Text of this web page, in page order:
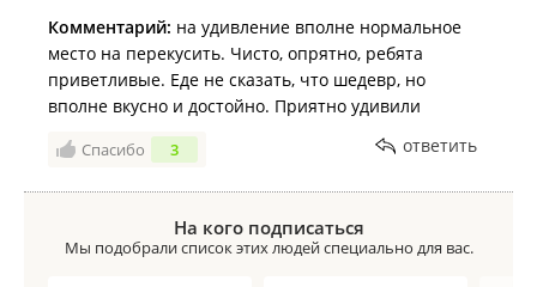
Комментарий: на удивление вполне нормальное
место на перекусить. Чисто, опрятно, ребята
приветливые. Еде не сказать, что шедевр, но
вполне вкусно и достойно. Приятно удивили
Спасибо 3 ответить
На кого подписаться
Мы подобрали список этих людей специально для вас.